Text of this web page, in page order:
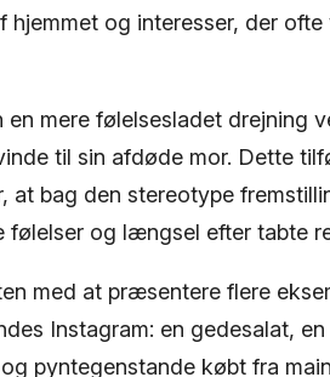
og interesser, der ofte
mere følelsesladet drejning
til sin afdøde mor. Dette
at bag den stereotype
og længsel efter tabte
med at præsentere flere
Instagram: en gedesalat,
pyntegenstande købt fra